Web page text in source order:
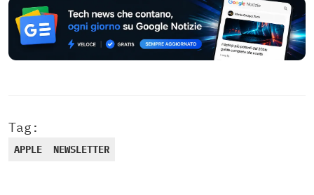
Tag:
APPLE NEWSLETTER